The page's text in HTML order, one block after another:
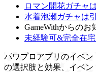
ロマン開花ガチャ
水着泡瀬ガチャは
GameWithからのお
未経験可&完全在
パワプロアプリのイベン
の選択肢と効果、イベ